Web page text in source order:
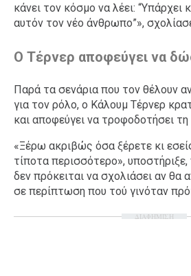
κάνει τον κόσμο να λέει: “Υπάρχει
αυτόν τον νέο άνθρωπο”»,
Ο Τέρνερ αποφεύγει να
Παρά τα σενάρια που τον θέλουν
για τον ρόλο, ο Κάλουμ Τέρνερ
και αποφεύγει να τροφοδοτήσει τη
«Ξέρω ακριβώς όσα ξέρετε κι
τίποτα περισσότερο»,
δεν πρόκειται να σχολιάσει αν θα
σε περίπτωση που τού γινόταν
ΔΙΑΦΗΜΙΣΗ